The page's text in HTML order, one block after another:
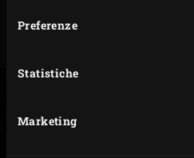
Preferenze
Statistiche
Marketing
vi serve di sapere sul nostro